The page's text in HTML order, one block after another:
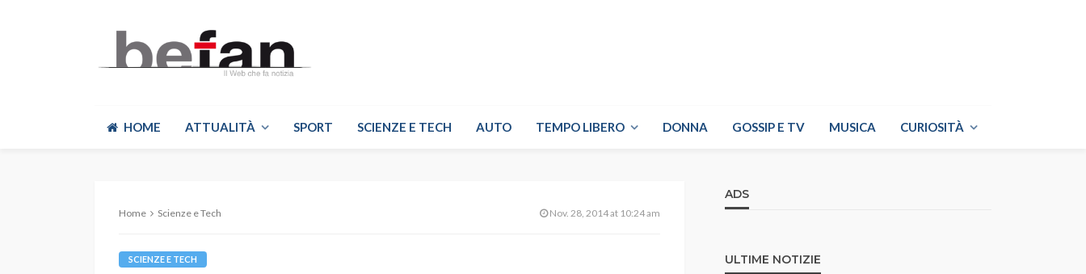
HOME ATTUALITÀ SPORT SCIENZE E TECH AUTO TEMPO LIBERO DONNA GOSSIP E TV MUSICA CURIOSITÀ
Home Scienze e Tech Nov. 28, 2014 at 10:24 am
SCIENZE E TECH
ADS
ULTIME NOTIZIE